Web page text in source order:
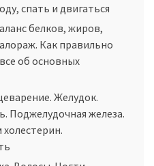
спать и двигаться
белков, жиров,
Как правильно
об основных
Желудок.
Поджелудочная железа.